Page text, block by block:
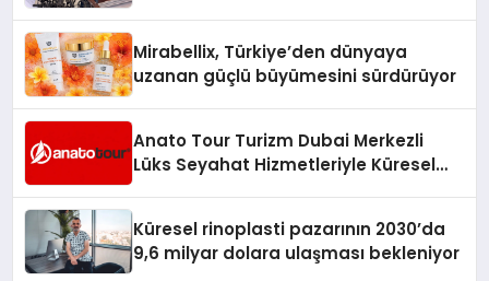
Mirabellix, Türkiye’den dünyaya
uzanan güçlü büyümesini sürdürüyor
Anato Tour Turizm Dubai Merkezli
Lüks Seyahat Hizmetleriyle Küresel
Küresel rinoplasti pazarının 2030’da
9,6 milyar dolara ulaşması bekleniyor